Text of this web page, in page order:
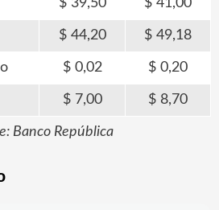
39,50 41,00
44,20 49,18
0,02 0,20
7,00 8,70
Banco República